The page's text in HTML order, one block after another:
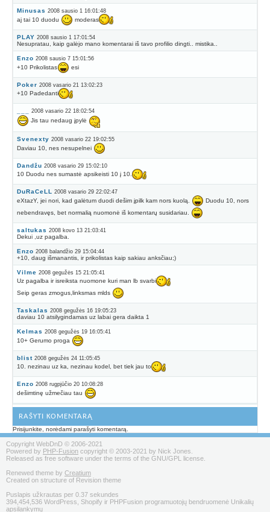
Minusas 2008 sausio 1 16:01:48
aj tai 10 duodu moderas
PLAY 2008 sausio 1 17:01:54
Nesupratau, kaip galėjo mano komentarai iš tavo profilio dingti.. mistika..
Enzo 2008 sausio 7 15:01:56
+10 Prikolistas esi
Poker 2008 vasario 21 13:02:23
+10 Padedanti
2008 vasario 22 18:02:54
Jis tau nedaug įpylė
Svenexty 2008 vasario 22 19:02:55
Daviau 10, nes nesupelnei
Dandžu 2008 vasario 29 15:02:10
10 Duodu nes sumastė apsikeisti 10 į 10.
DuRaCeLL 2008 vasario 29 22:02:47
eXtazY, jei nori, kad galėtum duodi dešim įpilk kam nors kuolą.
Duodu 10, nors
nebendravęs, bet normalią nuomonė iš komentarų susidariau.
saltukas 2008 kovo 13 21:03:41
Dekui ,uz pagalba.
Enzo 2008 balandžio 29 15:04:44
+10, daug išmanantis, ir prikolistas kaip sakiau anksčiau;)
Vilme 2008 gegužės 15 21:05:41
Uz pagalba ir isreiksta nuomone kuri man lb svarbi
Seip geras zmogus,linksmas mlds
Taskalas 2008 gegužės 16 19:05:23
daviau 10 atsilygindamas uz labai gera daikta 1
Kelmas 2008 gegužės 19 16:05:41
10+ Gerumo proga
blist 2008 gegužės 24 11:05:45
10. nezinau uz ka, nezinau kodel, bet tiek jau to
Enzo 2008 rugpjūčio 20 10:08:28
dešimtinę užmečiau tau
RAŠYTI KOMENTARĄ
Prisijunkite, norėdami parašyti komentarą.
Copyright WebDnD © 2006-2021
Powered by PHP-Fusion copyright © 2003-2021 by Nick Jones.
Released as free software under the terms of the GNU/GPL license.
Renewed theme by Creatium
Created on structure of Revision theme
Puslapis užkrautas per 0.37 sekundes
394,454,536 WordPress, Shopify ir PHPFusion programuotojų bendruomenė Unikalių
apsilankymų